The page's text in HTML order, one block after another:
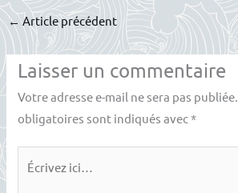
← Article précédent
Laisser un commentaire
Votre adresse e-mail ne sera pas publiée.
obligatoires sont indiqués avec*
Écrivez